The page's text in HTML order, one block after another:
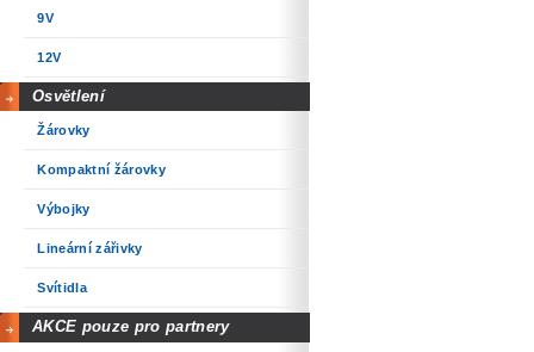
9V
12V
Osvětlení
Žárovky
Kompaktní žárovky
Výbojky
Lineární zářivky
Svítidla
AKCE pouze pro partnery